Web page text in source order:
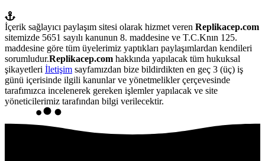
İçerik sağlayıcı paylaşım sitesi olarak hizmet veren Replikacep.com
sitemizde 5651 sayılı kanunun 8. maddesine ve T.C.Knın 125.
maddesine göre tüm üyelerimiz yaptıkları paylaşımlardan kendileri
sorumludur.Replikacep.com hakkında yapılacak tüm hukuksal
şikayetleri İletişim sayfamızdan bize bildirdikten en geç 3 (üç) iş
günü içerisinde ilgili kanunlar ve yönetmelikler çerçevesinde
tarafımızca incelenerek gereken işlemler yapılacak ve site
yöneticilerimiz tarafından bilgi verilecektir.